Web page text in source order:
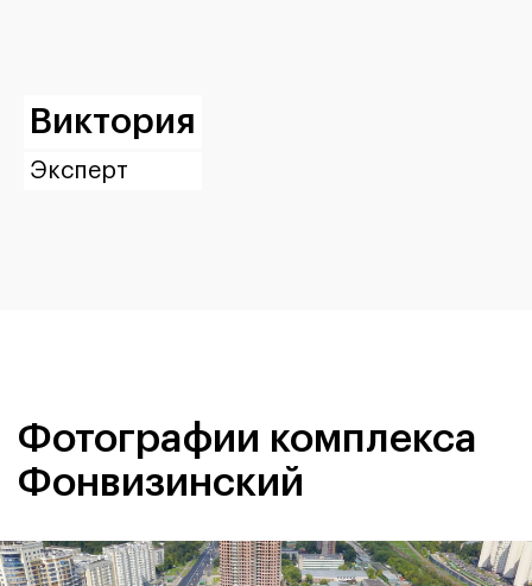
Виктория
Эксперт
Фотографии комплекса
Фонвизинский